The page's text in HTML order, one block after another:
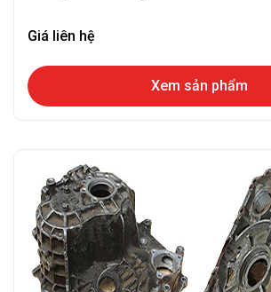
Giá liên hệ
Xem sản phẩm